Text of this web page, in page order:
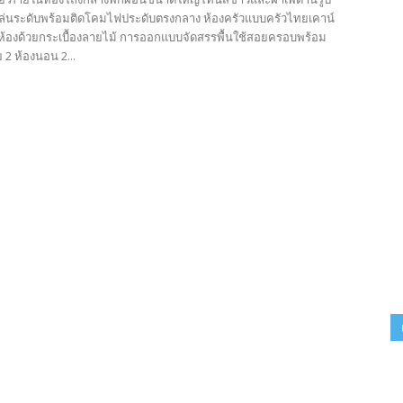
นระดับพร้อมติดโคมไฟประดับตรงกลาง ห้องครัวแบบครัวไทยเคาน์
งด้วยกระเบื้องลายไม้ การออกแบบจัดสรรพื้นใช้สอยครอบพร้อม
2 ห้องนอน 2...